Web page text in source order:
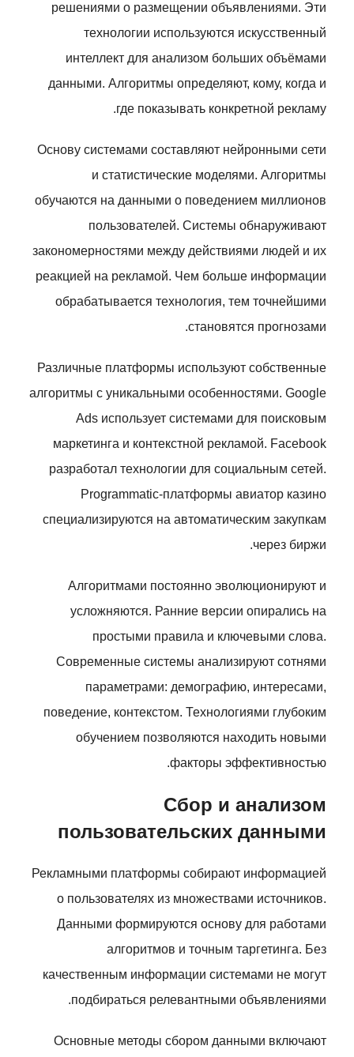
решениями о размещении объявлениями. Эти
технологии используются искусственный
интеллект для анализом больших объёмами
данными. Алгоритмы определяют, кому, когда и
где показывать конкретной рекламу.
Основу системами составляют нейронными сети
и статистические моделями. Алгоритмы
обучаются на данными о поведением миллионов
пользователей. Системы обнаруживают
закономерностями между действиями людей и их
реакцией на рекламой. Чем больше информации
обрабатывается технология, тем точнейшими
становятся прогнозами.
Различные платформы используют собственные
алгоритмы с уникальными особенностями. Google
Ads использует системами для поисковым
маркетинга и контекстной рекламой. Facebook
разработал технологии для социальным сетей.
Programmatic-платформы авиатор казино
специализируются на автоматическим закупкам
через биржи.
Алгоритмами постоянно эволюционируют и
усложняются. Ранние версии опирались на
простыми правила и ключевыми слова.
Современные системы анализируют сотнями
параметрами: демографию, интересами,
поведение, контекстом. Технологиями глубоким
обучением позволяются находить новыми
факторы эффективностью.
Сбор и анализом
пользовательских данными
Рекламными платформы собирают информацией
о пользователях из множествами источников.
Данными формируются основу для работами
алгоритмов и точным таргетинга. Без
качественным информации системами не могут
подбираться релевантными объявлениями.
Основные методы сбором данными включают